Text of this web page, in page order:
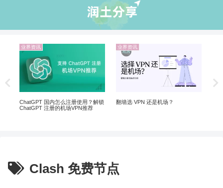
业界资讯
ChatGPT 国内怎么注册使用？解锁
ChatGPT 注册的机场VPN推荐
业界资讯
翻墙选 VPN 还是机场？
Clash 免费节点